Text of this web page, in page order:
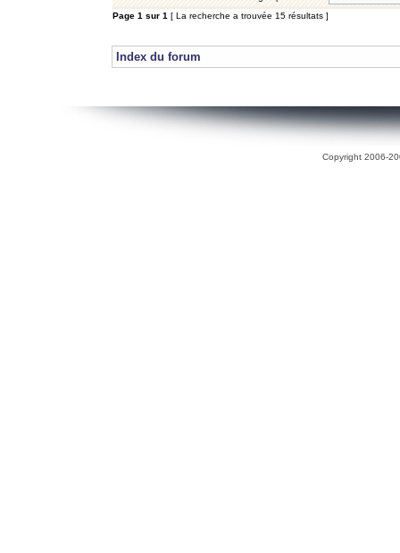
Page 1 sur 1 [ La recherche a trouvée 15 résultats ]
Index du forum
Copyright 2006-